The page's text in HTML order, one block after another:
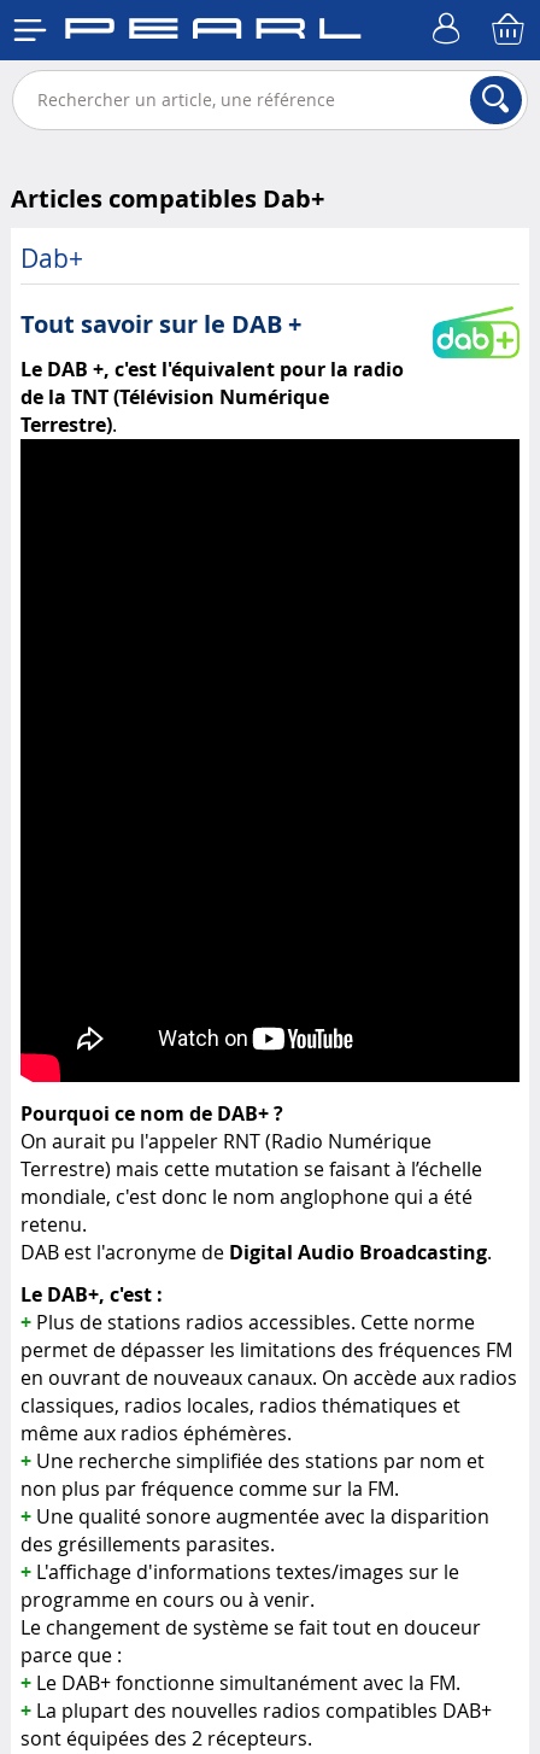
Articles compatibles Dab+
Dab+
Tout savoir sur le DAB +
Le DAB +, c'est l'équivalent pour la radio
de la TNT (Télévision Numérique
Terrestre).
Pourquoi ce nom de DAB+ ?
On aurait pu l'appeler RNT (Radio Numérique
Terrestre) mais cette mutation se faisant à l’échelle
mondiale, c'est donc le nom anglophone qui a été
retenu.
DAB est l'acronyme de Digital Audio Broadcasting.
Le DAB+, c'est :
+Plus de stations radios accessibles. Cette norme
permet de dépasser les limitations des fréquences FM
en ouvrant de nouveaux canaux. On accède aux radios
classiques, radios locales, radios thématiques et
même aux radios éphémères.
+Une recherche simplifiée des stations par nom et
non plus par fréquence comme sur la FM.
+Une qualité sonore augmentée avec la disparition
des grésillements parasites.
+L'affichage d'informations textes/images sur le
programme en cours ou à venir.
Le changement de système se fait tout en douceur
parce que :
+Le DAB+ fonctionne simultanément avec la FM.
+La plupart des nouvelles radios compatibles DAB+
sont équipées des 2 récepteurs.